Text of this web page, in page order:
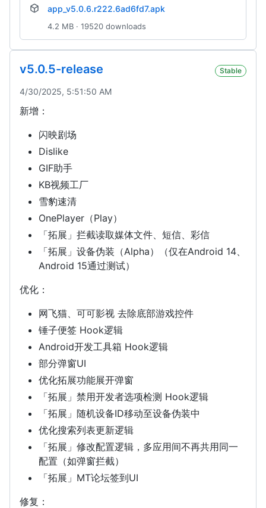
app_v5.0.6.r222.6ad6fd7.apk
4.2 MB · 19520 downloads
v5.0.5-release Stable
4/30/2025, 5:51:50 AM
新增：
闪映剧场
Dislike
GIF助手
KB视频工厂
雪豹速清
OnePlayer（Play）
「拓展」拦截读取媒体文件、短信、彩信
「拓展」设备伪装（Alpha）（仅在Android 14、
Android 15通过测试）
优化：
网飞猫、可可影视 去除底部游戏控件
锤子便签 Hook逻辑
Android开发工具箱 Hook逻辑
部分弹窗UI
优化拓展功能展开弹窗
「拓展」禁用开发者选项检测 Hook逻辑
「拓展」随机设备ID移动至设备伪装中
优化搜索列表更新逻辑
「拓展」修改配置逻辑，多应用间不再共用同一
配置（如弹窗拦截）
「拓展」MT论坛签到UI
修复：